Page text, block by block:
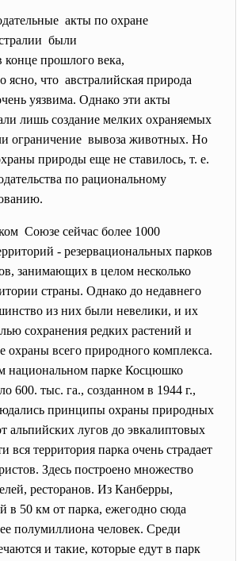
акты по охране
были
прошлого века,
ясно, что австралийская природа
уязвима. Однако эти акты
лишь создание мелких охраняемых
ограничение вывоза животных. Но
природы еще не ставилось, т. е.
по рациональному
Союзе сейчас более 1000
- резервациональных парков
занимающих в целом несколько
страны. Однако до недавнего
из них были невелики, и их
сохранения редких растений и
охраны всего природного комплекса.
национальном парке Косцюшко
600. тыс. га., созданном в 1944 г.,
принципы охраны природных
альпийских лугов до эвкалиптовых
вся территория парка очень страдает
Здесь построено множество
ресторанов. Из Канберры,
в 50 км от парка, ежегодно сюда
полумиллиона человек. Среди
и такие, которые едут в парк